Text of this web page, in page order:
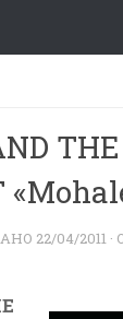
THE
22/04/2011